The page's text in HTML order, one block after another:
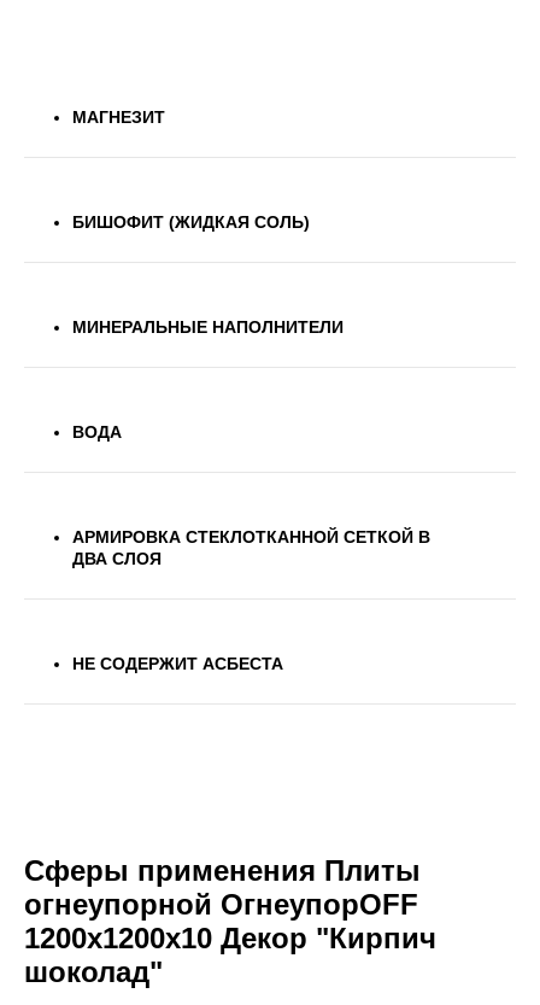
МАГНЕЗИТ
БИШОФИТ (ЖИДКАЯ СОЛЬ)
МИНЕРАЛЬНЫЕ НАПОЛНИТЕЛИ
ВОДА
АРМИРОВКА СТЕКЛОТКАННОЙ СЕТКОЙ В
ДВА СЛОЯ
НЕ СОДЕРЖИТ АСБЕСТА
Сферы применения Плиты
огнеупорной ОгнеупорOFF
1200x1200x10 Декор "Кирпич
шоколад"